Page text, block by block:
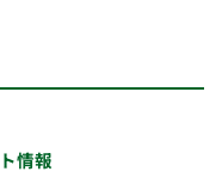
情報